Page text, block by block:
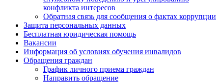
конфликта интересов
Обратная связь для сообщения о фактах коррупции
Защита персональных данных
Бесплатная юридическая помощь
Вакансии
Информация об условиях обучения инвалидов
Обращения граждан
График личного приема граждан
Направить обращение